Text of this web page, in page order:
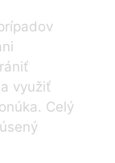
využiť
Celý